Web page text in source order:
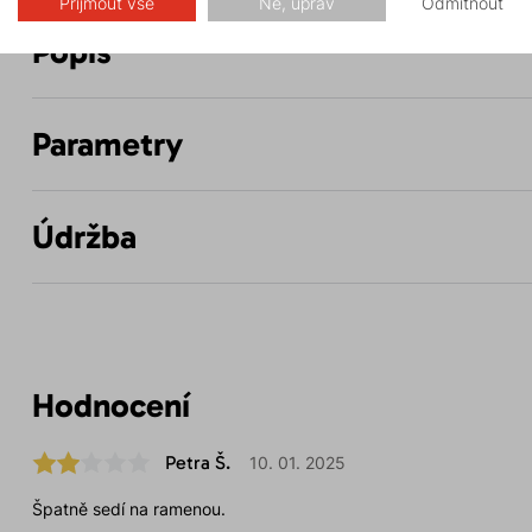
Popis
Parametry
Údržba
Hodnocení
Petra Š. 10. 01. 2025
Špatně sedí na ramenou.